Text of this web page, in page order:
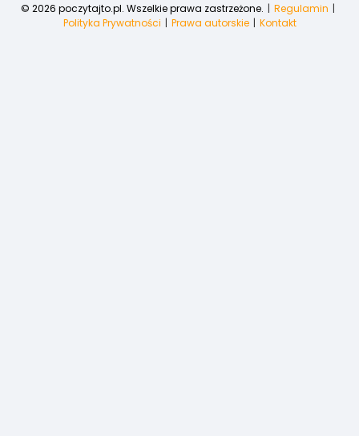
© 2026 poczytajto.pl. Wszelkie prawa zastrzeżone.
Regulamin
Polityka Prywatności
Prawa autorskie Kontakt